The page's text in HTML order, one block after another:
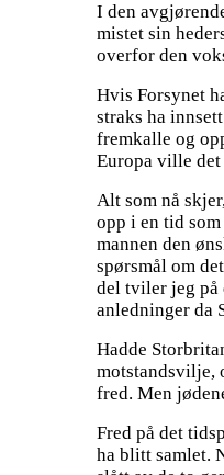
I den
mistet sin
overfor den
Hvis Forsynet
straks ha
fremkalle og
Europa ville
Alt som nå
opp i en tid
mannen den
spørsmål om
del tviler jeg på
anledninger da
Hadde
motstandsvilje,
fred. Men
Fred på det
ha blitt samlet.